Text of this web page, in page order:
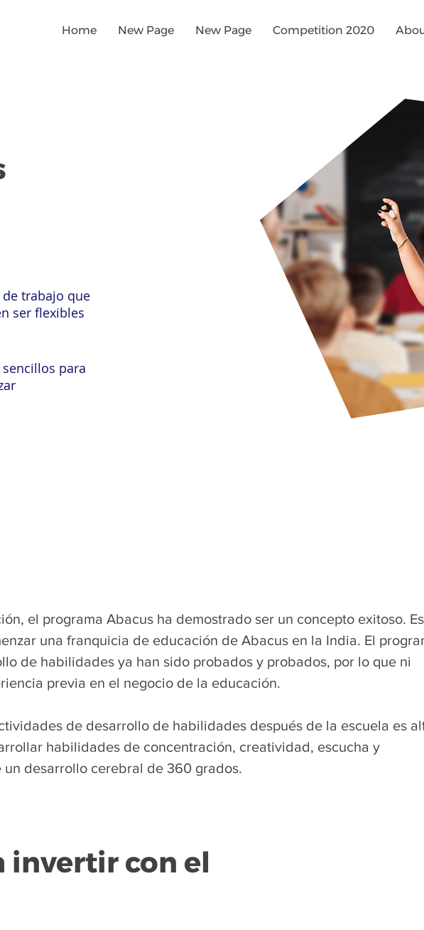
de trabajo que
ser flexibles
sencillos para
Home New Page New Page Competition 2020
el programa Abacus ha demostrado ser un concepto exitoso.
una franquicia de educación de Abacus en la India. El
de habilidades ya han sido probados y probados, por lo que ni
previa en el negocio de la educación.
de desarrollo de habilidades después de la escuela es
habilidades de concentración, creatividad, escucha y
desarrollo cerebral de 360 grados.
invertir con el